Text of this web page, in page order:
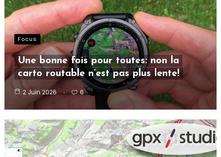
Focus
Une bonne fois pour toutes: non la
carto routable n’est pas plus lente!
2 Juin 2026 6